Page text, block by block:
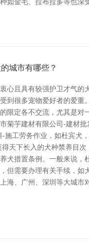
城市有哪些？
心且具有较强护卫才气的
到很多宠物爱好者的爱重
限定各不交流，尤其是对
菊芋建材有限公司-建材批
施工劳务作业，如杜宾犬
天下长入的犬种禁养目次
犬措置条例。一般来说，
但需要办理有关手续，如
海、广州、深圳等大城市